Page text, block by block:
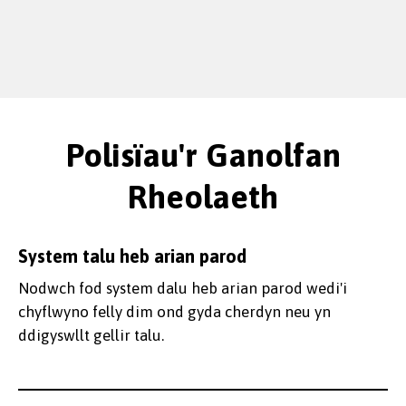
Polisïau'r Ganolfan
Rheolaeth
System talu heb arian parod
Nodwch fod system dalu heb arian parod wedi'i
chyflwyno felly dim ond gyda cherdyn neu yn
ddigyswllt gellir talu.